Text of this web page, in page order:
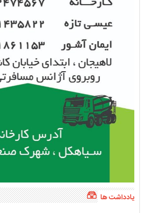
یادداشت ها